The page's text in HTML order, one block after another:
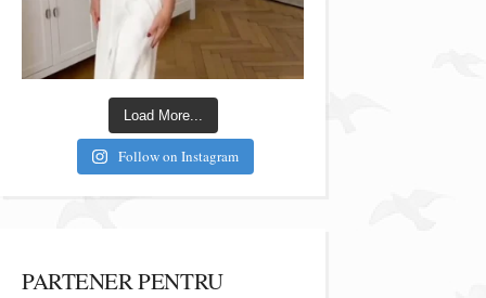
Load More...
Follow on Instagram
PARTENER PENTRU